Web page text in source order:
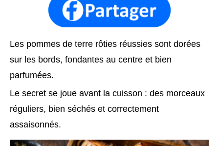
Les pommes de terre rôties réussies sont dorées
sur les bords, fondantes au centre et bien
parfumées.
Le secret se joue avant la cuisson : des morceaux
réguliers, bien séchés et correctement
assaisonnés.